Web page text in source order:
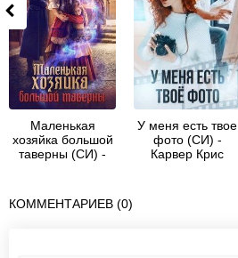
Маленькая
хозяйка большой
таверны (СИ) -
У меня есть твое
фото (СИ) -
Карвер Крис
КОММЕНТАРИЕВ (0)